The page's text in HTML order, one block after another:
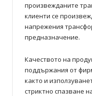
произвежданите
клиенти се
напрежения
предназначение.
Качеството на
поддържания от
както и
стриктно спазване